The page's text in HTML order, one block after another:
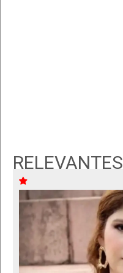
RELEVANTES